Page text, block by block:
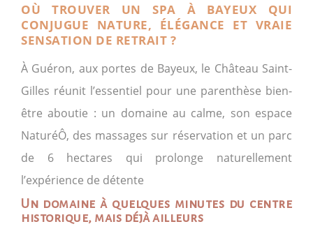
OÙ TROUVER UN SPA À BAYEUX QUI
CONJUGUE NATURE, ÉLÉGANCE ET VRAIE
SENSATION DE RETRAIT ?
À Guéron, aux portes de Bayeux, le Château Saint-
Gilles réunit l’essentiel pour une parenthèse bien-
être aboutie : un domaine au calme, son espace
NaturéÔ, des massages sur réservation et un parc
de 6 hectares qui prolonge naturellement
l’expérience de détente
Un domaine à quelques minutes du centre
historique, mais déjà ailleurs